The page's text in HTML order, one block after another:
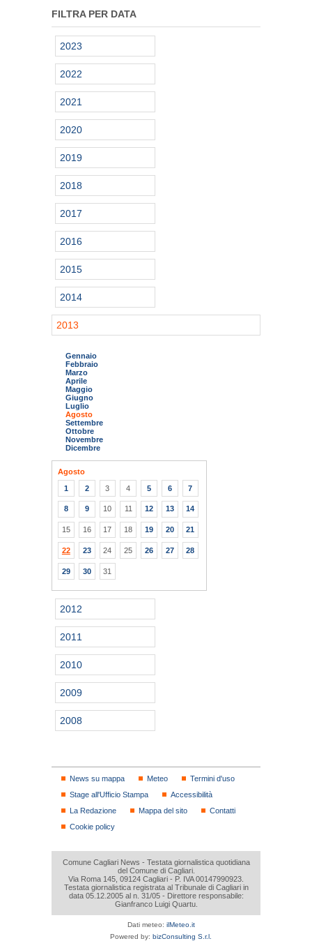
FILTRA PER DATA
2023
2022
2021
2020
2019
2018
2017
2016
2015
2014
2013
Gennaio
Febbraio
Marzo
Aprile
Maggio
Giugno
Luglio
Agosto
Settembre
Ottobre
Novembre
Dicembre
Agosto
1
2 3 4 5 6 7
8 9 10 11 12 13 14
15 16 17 18 19 20 21
22 23 24 25 26 27 28
29 30 31
2012
2011
2010
2009
2008
News su mappa Meteo
Termini d'uso
Stage all'Ufficio Stampa
Accessibilità
La Redazione
Mappa del sito
Contatti
Cookie policy
Comune Cagliari News - Testata giornalistica quotidiana
del Comune di Cagliari.
Via Roma 145, 09124 Cagliari - P. IVA 00147990923.
Testata giornalistica registrata al Tribunale di Cagliari in
data 05.12.2005 al n. 31/05 - Direttore responsabile:
Gianfranco Luigi Quartu.
Dati meteo: ilMeteo.it
Powered by: bizConsulting S.r.l.